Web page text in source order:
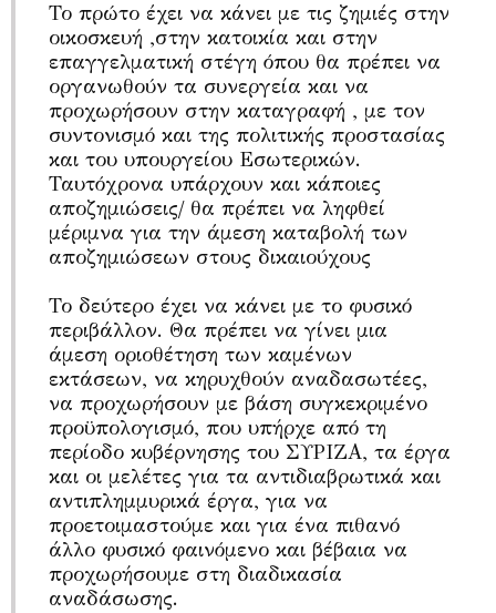
Το πρώτο έχει να κάνει με τις ζημιές στην
οικοσκευή ,στην κατοικία και στην
επαγγελματική στέγη όπου θα πρέπει να
οργανωθούν τα συνεργεία και να
προχωρήσουν στην καταγραφή , με τον
συντονισμό και της πολιτικής προστασίας
και του υπουργείου Εσωτερικών.
Ταυτόχρονα υπάρχουν και κάποιες
αποζημιώσεις/ θα πρέπει να ληφθεί
μέριμνα για την άμεση καταβολή των
αποζημιώσεων στους δικαιούχους
Το δεύτερο έχει να κάνει με το φυσικό
περιβάλλον. Θα πρέπει να γίνει μια
άμεση οριοθέτηση των καμένων
εκτάσεων, να κηρυχθούν αναδασωτέες,
να προχωρήσουν με βάση συγκεκριμένο
προϋπολογισμό, που υπήρχε από τη
περίοδο κυβέρνησης του ΣΥΡΙΖΑ, τα έργα
και οι μελέτες για τα αντιδιαβρωτικά και
αντιπλημμυρικά έργα, για να
προετοιμαστούμε και για ένα πιθανό
άλλο φυσικό φαινόμενο και βέβαια να
προχωρήσουμε στη διαδικασία
αναδάσωσης.